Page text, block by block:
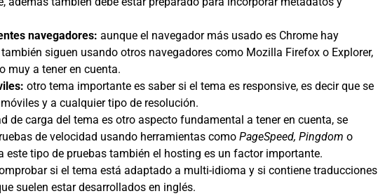
navegadores: aunque el navegador más usado es Chrome hay
siguen usando otros navegadores como Mozilla Firefox o Explorer,
muy a tener en cuenta.
otro tema importante es saber si el tema es responsive, es decir que se
y a cualquier tipo de resolución.
de carga del tema es otro aspecto fundamental a tener en cuenta, se
de velocidad usando herramientas como PageSpeed, Pingdom o
este tipo de pruebas también el hosting es un factor importante.
si el tema está adaptado a multi-idioma y si contiene traducciones
suelen estar desarrollados en inglés.